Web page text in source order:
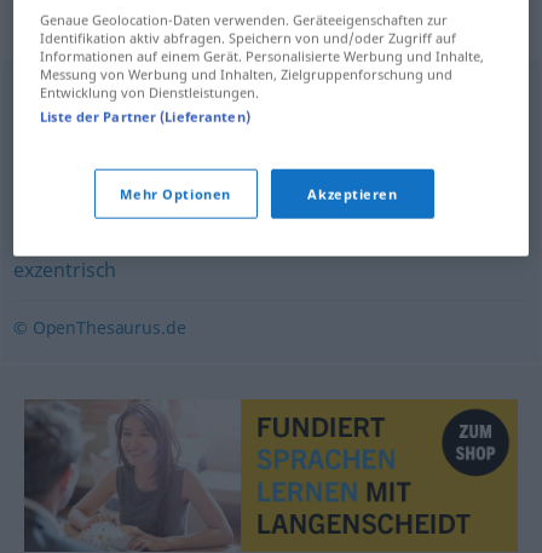
Synonyme für "extravagant"
fein,exklusiv,elegant,nobel
überspannt
exzentrisch
© OpenThesaurus.de
Genaue Geolocation-Daten verwenden. Geräteeigenschaften zur
Identifikation aktiv abfragen. Speichern von und/oder Zugriff auf
Informationen auf einem Gerät. Personalisierte Werbung und Inhalte,
Messung von Werbung und Inhalten, Zielgruppenforschung und
Entwicklung von Dienstleistungen.
Liste der Partner (Lieferanten)
Mehr Optionen Akzeptieren